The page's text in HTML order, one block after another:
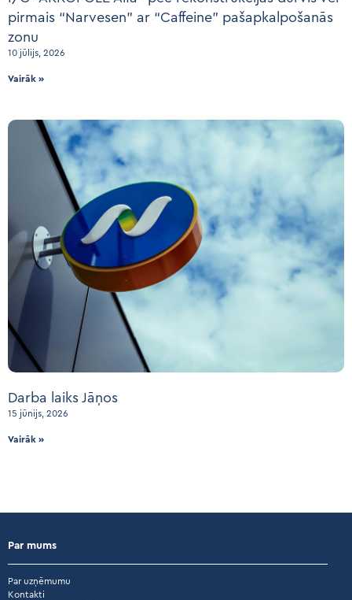
pirmais “Narvesen” ar “Caffeine” pašapkalpošanās
zonu
10 jūlijs, 2026
Vairāk »
Darba laiks Jāņos
15 jūnijs, 2026
Vairāk »
Par mums
Par uzņēmumu
Kontakti